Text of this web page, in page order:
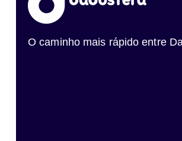
O caminho mais rápido entre